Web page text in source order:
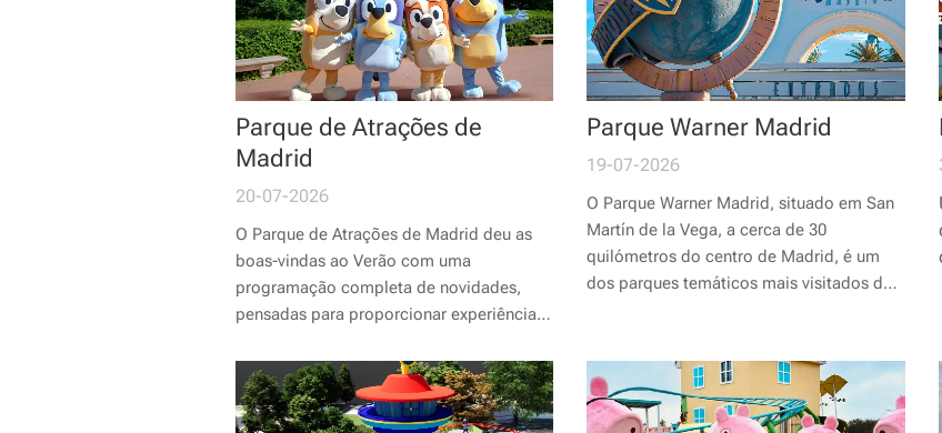
Parque de Atrações de
Madrid
20-07-2026
O Parque de Atrações de Madrid deu as
boas-vindas ao Verão com uma
programação completa de novidades,
pensadas para proporcionar experiências
Entre as principais propostas, destacam-
se as estreias de novos espetáculos,
desfiles, concertos e experiências
Parque Warner Madrid
19-07-2026
O Parque Warner Madrid, situado em San
Martín de la Vega, a cerca de 30
quilómetros do centro de Madrid, é um
dos parques temáticos mais visitados da
experiência imersiva onde a adrenalina, o
entretenimento e o cinema se juntam para
criar um dia inesquecível para visitantes...